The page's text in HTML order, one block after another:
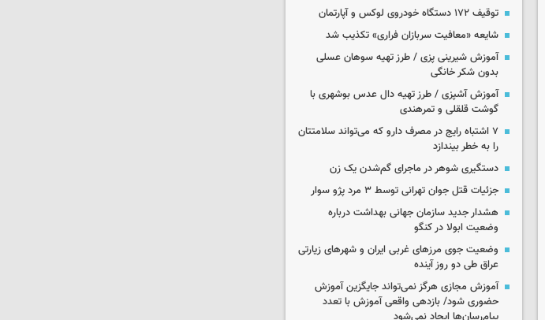
توقیف ۱۷۲ دستگاه خودروی لوکس و آپارتمان
شایعه «معافیت سربازان فراری» تکذیب شد
آموزش شیرینی پزی / طرز تهیه سوهان عسلی
بدون شکر خانگی
آموزش آشپزی / طرز تهیه دال عدس بوشهری با
گوشت قلقلی و تمرهندی
۷ اشتباه رایج در مصرف دارو که می‌تواند سلامتتان
را به خطر بیندازد
دستگیری شوهر در ماجرای گم‌شدن یک زن
جزئیات قتل جوان تهرانی توسط ۳ مرد پژو سوار
هشدار جدید سازمان جهانی بهداشت درباره
وضعیت ابولا در کنگو
وضعیت جوی مرزهای غربی ایران و شهرهای زیارتی
عراق طی دو روز آینده
آموزش مجازی هرگز نمی‌تواند جایگزین آموزش
حضوری شود/ بازدهی واقعی آموزش با تعدد
پیام‌رسان‌ها ایجاد نمی‌شود